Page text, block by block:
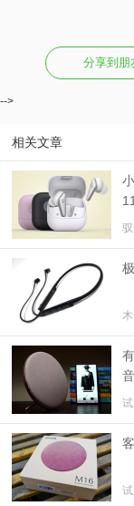
分享到朋
-->
相关文章